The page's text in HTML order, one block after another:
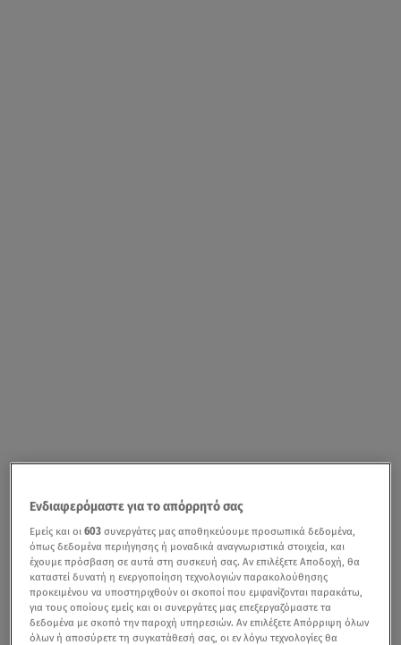
Ενδιαφερόμαστε για το απόρρητό σας
Εμείς και οι603 συνεργάτες μας αποθηκεύουμε προσωπικά δεδομένα,
όπως δεδομένα περιήγησης ή μοναδικά αναγνωριστικά στοιχεία, και
έχουμε πρόσβαση σε αυτά στη συσκευή σας. Αν επιλέξετε Αποδοχή, θα
καταστεί δυνατή η ενεργοποίηση τεχνολογιών παρακολούθησης
προκειμένου να υποστηριχθούν οι σκοποί που εμφανίζονται παρακάτω,
για τους οποίους εμείς και οι συνεργάτες μας επεξεργαζόμαστε τα
δεδομένα με σκοπό την παροχή υπηρεσιών. Αν επιλέξετε Απόρριψη όλων
όλων ή αποσύρετε τη συγκατάθεσή σας, οι εν λόγω τεχνολογίες θα